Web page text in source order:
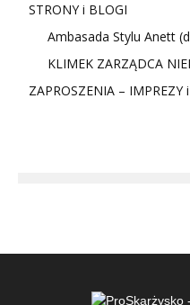
STRONY i BLOGI
Ambasada Stylu Anett
KLIMEK ZARZĄDCA
ZAPROSZENIA – IMPREZY